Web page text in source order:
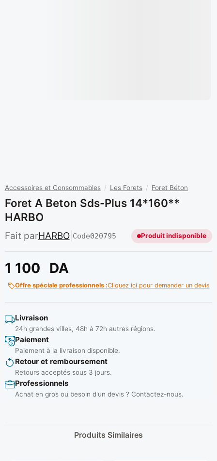
Accessoires et Consommables / Les Forets / Foret Béton
Foret A Beton Sds-Plus 14*160**
HARBO
Fait parHARBO| Code020795 Produit indisponible
1 100 DA
Offre spéciale professionnels :Cliquez ici pour demander un devis
Livraison
24h grandes villes, 48h à 72h autres régions.
Paiement
Paiement à la livraison disponible.
Retour et remboursement
Retours acceptés sous 3 jours.
Professionnels
Achat en gros ou besoin d'un devis ? Contactez-nous.
Produits Similaires